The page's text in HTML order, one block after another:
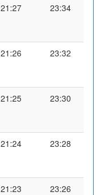
21:27 23:34
21:26 23:32
21:25 23:30
21:24 23:28
21:23 23:26